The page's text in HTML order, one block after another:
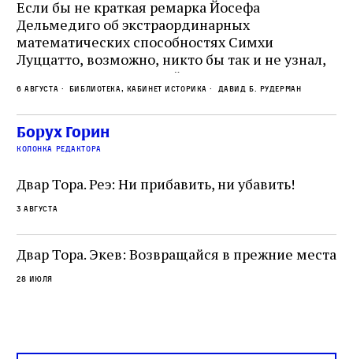
Если бы не краткая ремарка Йосефа
Дельмедиго об экстраординарных
математических способностях Симхи
Луццатто, возможно, никто бы так и не узнал,
что этот эрудированный и несколько
сварливый венецианский талмудист имел
какое‑то отношение к научной деятельности.
На протяжении почти шестидесяти лет,
вплоть до своей кончины, Луццатто был
6 августа Библиотека, кабинет историка Давид Б. Рудерман
Борух Горин
колонка редактора
Двар Тора. Реэ: Ни прибавить, ни убавить!
3 августа
Двар Тора. Экев: Возвращайся в прежние места
28 июля